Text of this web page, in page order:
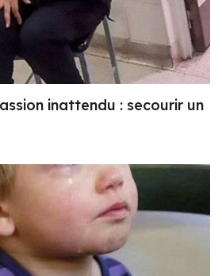
inattendu : secourir un